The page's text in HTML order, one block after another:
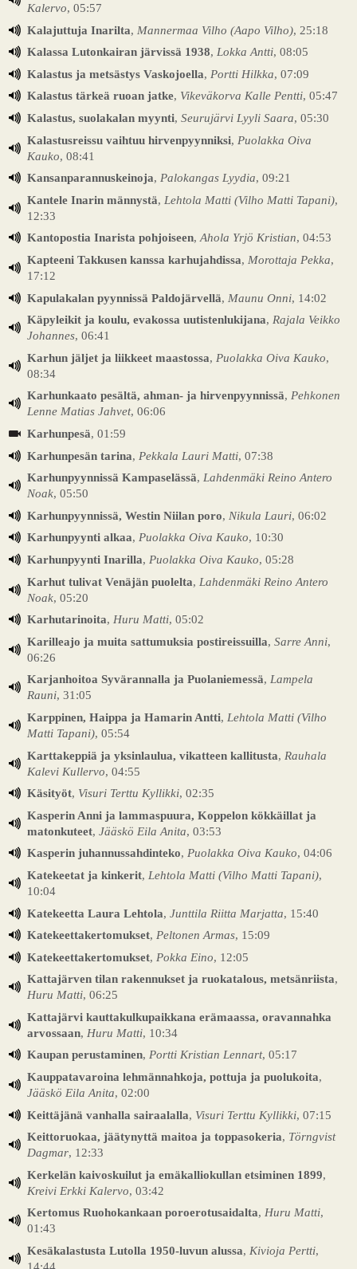
Kalervo, 05:57
Kalajuttuja Inarilta, Mannermaa Vilho (Aapo Vilho), 25:18
Kalassa Lutonkairan järvissä 1938, Lokka Antti, 08:05
Kalastus ja metsästys Vaskojoella, Portti Hilkka, 07:09
Kalastus tärkeä ruoan jatke, Vikeväkorva Kalle Pentti, 05:47
Kalastus, suolakalan myynti, Seurujärvi Lyyli Saara, 05:30
Kalastusreissu vaihtuu hirvenpyynniksi, Puolakka Oiva
Kauko, 08:41
Kansanparannuskeinoja, Palokangas Lyydia, 09:21
Kantele Inarin männystä, Lehtola Matti (Vilho Matti Tapani),
12:33
Kantopostia Inarista pohjoiseen,Ahola Yrjö Kristian, 04:53
Kapteeni Takkusen kanssa karhujahdissa, Morottaja Pekka,
17:12
Kapulakalan pyynnissä Paldojärvellä, Maunu Onni, 14:02
Käpyleikit ja koulu, evakossa uutistenlukijana, Rajala Veikko
Johannes, 06:41
Karhun jäljet ja liikkeet maastossa, Puolakka Oiva Kauko,
08:34
Karhunkaato pesältä, ahman- ja hirvenpyynnissä, Pehkonen
Lenne Matias Jahvet, 06:06
Karhunpesä, 01:59
Karhunpesän tarina, Pekkala Lauri Matti, 07:38
Karhunpyynnissä Kampaselässä, Lahdenmäki Reino Antero
Noak, 05:50
Karhunpyynnissä, Westin Niilan poro, Nikula Lauri, 06:02
Karhunpyynti alkaa, Puolakka Oiva Kauko, 10:30
Karhunpyynti Inarilla, Puolakka Oiva Kauko, 05:28
Karhut tulivat Venäjän puolelta, Lahdenmäki Reino Antero
Noak, 05:20
Karhutarinoita, Huru Matti, 05:02
Karilleajo ja muita sattumuksia postireissuilla, Sarre Anni,
06:26
Karjanhoitoa Syvärannalla ja Puolaniemessä, Lampela
Rauni, 31:05
Karppinen, Haippa ja Hamarin Antti, Lehtola Matti (Vilho
Matti Tapani), 05:54
Karttakeppiä ja yksinlaulua, vikatteen kallitusta, Rauhala
Kalevi Kullervo, 04:55
Käsityöt, Visuri Terttu Kyllikki, 02:35
Kasperin Anni ja lammaspuura, Koppelon kökkäillat ja
matonkuteet, Jääskö Eila Anita, 03:53
Kasperin juhannussahdinteko, Puolakka Oiva Kauko, 04:06
Katekeetat ja kinkerit, Lehtola Matti (Vilho Matti Tapani),
10:04
Katekeetta Laura Lehtola, Junttila Riitta Marjatta, 15:40
Katekeettakertomukset, Peltonen Armas, 15:09
Katekeettakertomukset, Pokka Eino, 12:05
Kattajärven tilan rakennukset ja ruokatalous, metsänriista,
Huru Matti, 06:25
Kattajärvi kauttakulkupaikkana erämaassa, oravannahka
arvossaan, Huru Matti, 10:34
Kaupan perustaminen, Portti Kristian Lennart, 05:17
Kauppatavaroina lehmännahkoja, pottuja ja puolukoita,
Jääskö Eila Anita, 02:00
Keittäjänä vanhalla sairaalalla, Visuri Terttu Kyllikki, 07:15
Keittoruokaa, jäätynyttä maitoa ja toppasokeria, Törngvist
Dagmar, 12:33
Kerkelän kaivoskuilut ja emäkalliokullan etsiminen 1899,
Kreivi Erkki Kalervo, 03:42
Kertomus Ruohokankaan poroerotusaidalta, Huru Matti,
01:43
Kesäkalastusta Lutolla 1950-luvun alussa, Kivioja Pertti,
14:44